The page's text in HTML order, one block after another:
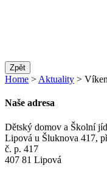
Zpět
Home > Aktuality >
Naše adresa
Dětský domov a Školní
Lipová u Šluknova 417,
č. p. 417
407 81 Lipová